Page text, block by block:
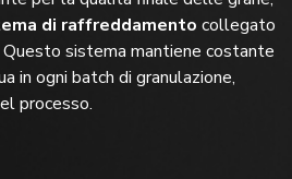
di raffreddamento collegato
Questo sistema mantiene costante
in ogni batch di granulazione,
processo.